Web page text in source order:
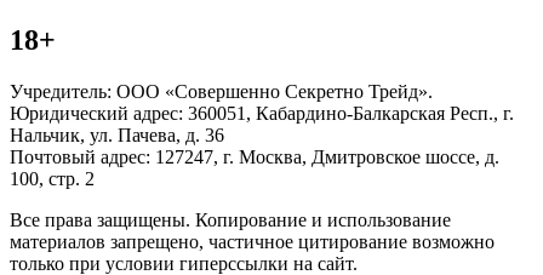
18+
Учредитель: ООО «Совершенно Секретно Трейд».
Юридический адрес: 360051, Кабардино-Балкарская Респ., г.
Нальчик, ул. Пачева, д. 36
Почтовый адрес: 127247, г. Москва, Дмитровское шоссе, д.
100, стр. 2
Все права защищены. Копирование и использование
материалов запрещено, частичное цитирование возможно
только при условии гиперссылки на сайт.